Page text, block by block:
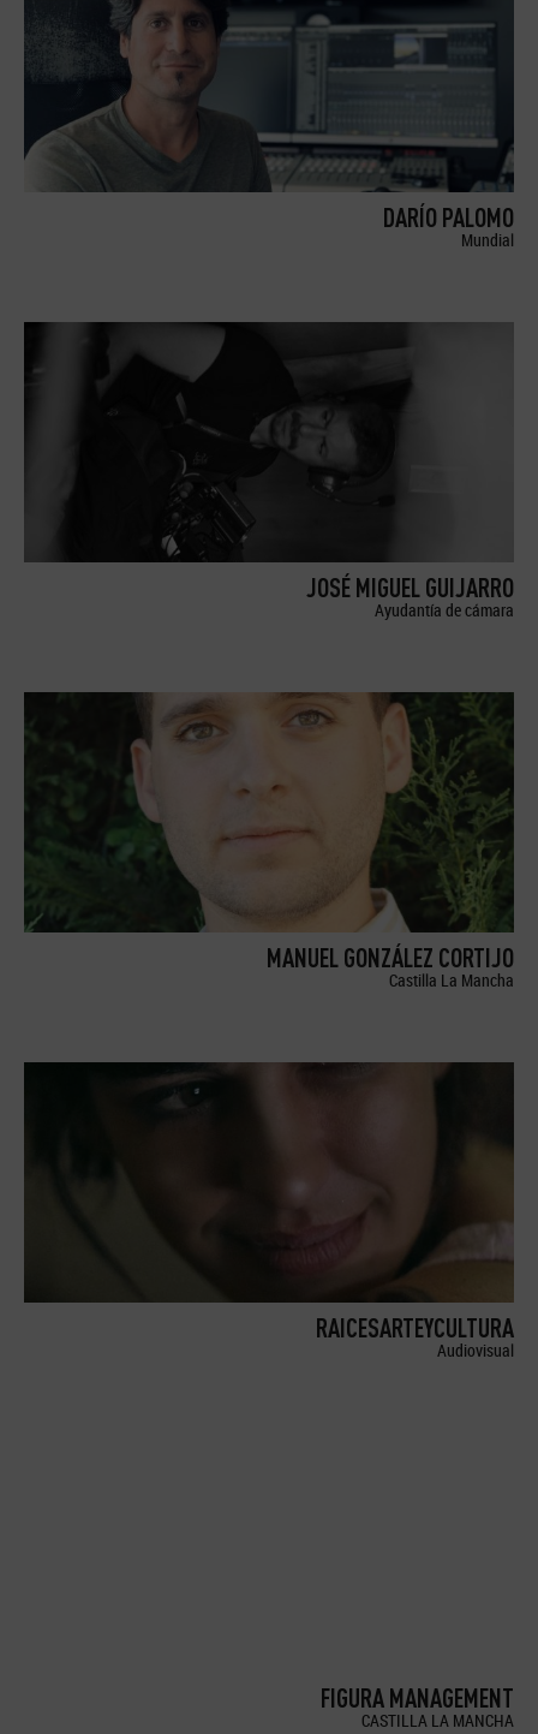
DARÍO PALOMO
Mundial
JOSÉ MIGUEL GUIJARRO
Ayudantía de cámara
MANUEL GONZÁLEZ CORTIJO
Castilla La Mancha
RAICESARTEYCULTURA
Audiovisual
FIGURA MANAGEMENT
CASTILLA LA MANCHA